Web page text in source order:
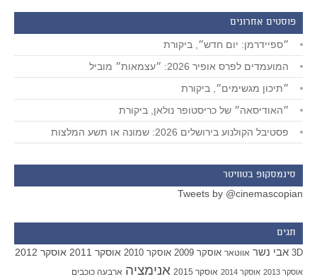
פוסטים אחרונים
״ספיידרמן: יום חדש״, ביקורת
המועמדים לפרס אופיר 2026: ״עצמאות״ מוביל
״תיכון מגשימים״, ביקורת
״האודיסאה״ של כריסטופר נולאן, ביקורת
פסטיבל הקולנוע בירושלים 2026: שמונה או תשע המלצות
סינמסקופ בטוויטר
Tweets by @cinemascopian
תגים
3D אבי נשר אווטאר אוסקר 2009 אוסקר 2010 אוסקר 2011 אוסקר 2012
אוסקר 2013 אוסקר 2014 אוסקר 2015 אנימציה ארבעה כוכבים